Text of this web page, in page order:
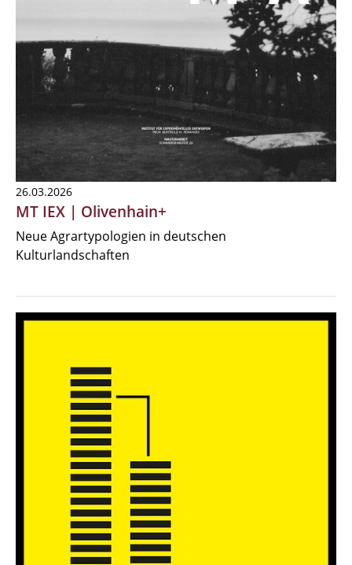
26.03.2026
MT IEX | Olivenhain+
Neue Agrartypologien in deutschen
Kulturlandschaften